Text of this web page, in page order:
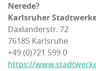
Nere­de?
Karls­ru­her
Dax­lan­derstr. 72
76185 Karls­ru­he
+49 (0)721 599 0
https://